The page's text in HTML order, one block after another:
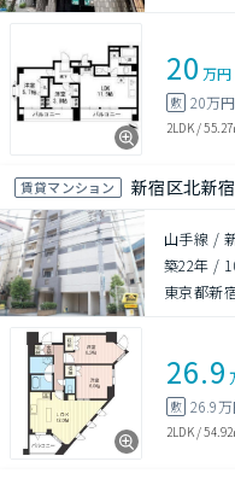
20 万円
敷 20万円
2LDK/
賃貸マンション 新宿区北新
山手線 /
築22年 /
東京都新
26.9
敷 26.9
2LDK/